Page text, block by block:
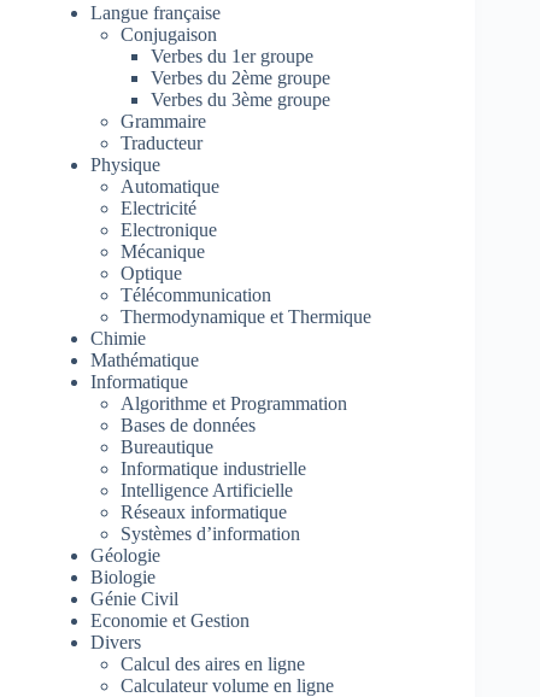
Langue française
Conjugaison
Verbes du 1er groupe
Verbes du 2ème groupe
Verbes du 3ème groupe
Grammaire
Traducteur
Physique
Automatique
Electricité
Electronique
Mécanique
Optique
Télécommunication
Thermodynamique et Thermique
Chimie
Mathématique
Informatique
Algorithme et Programmation
Bases de données
Bureautique
Informatique industrielle
Intelligence Artificielle
Réseaux informatique
Systèmes d’information
Géologie
Biologie
Génie Civil
Economie et Gestion
Divers
Calcul des aires en ligne
Calculateur volume en ligne